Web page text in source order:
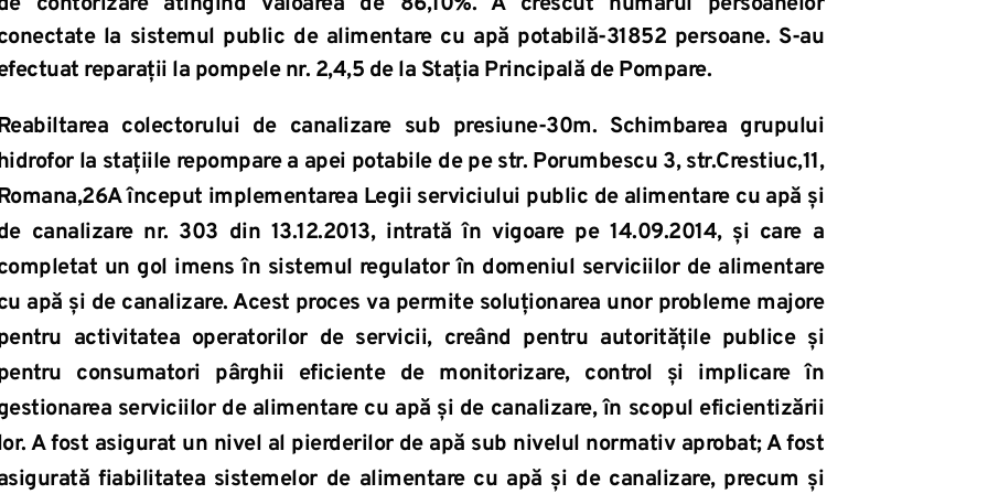
la sistemul public de alimentare cu apă potabilă-31852 persoane. S-au
reparații la pompele nr. 2,4,5 de la Stația Principală de Pompare.
colectorului de canalizare sub presiune-30m. Schimbarea grupului
la stațiile repompare a apei potabile de pe str. Porumbescu 3, str.Crestiuc,11,
început implementarea Legii serviciului public de alimentare cu apă şi
canalizare nr. 303 din 13.12.2013, intrată în vigoare pe 14.09.2014, şi care a
un gol imens în sistemul regulator în domeniul serviciilor de alimentare
apă şi de canalizare. Acest proces va permite soluţionarea unor probleme majore
activitatea operatorilor de servicii, creând pentru autorităţile publice şi
consumatori pârghii eficiente de monitorizare, control şi implicare în
serviciilor de alimentare cu apă şi de canalizare, în scopul eficientizării
A fost asigurat un nivel al pierderilor de apă sub nivelul normativ aprobat; A fost
fiabilitatea sistemelor de alimentare cu apă şi de canalizare, precum şi